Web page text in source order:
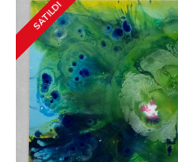
SATILDI